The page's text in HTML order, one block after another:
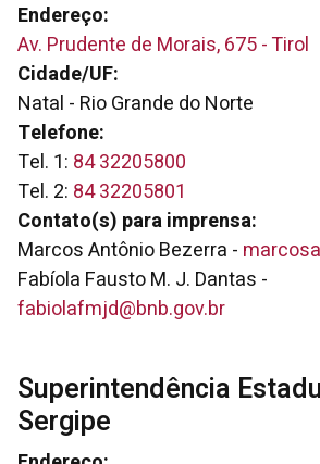
Endereço:
Av. Prudente de Morais, 675 - Tirol
Cidade/UF:
Natal - Rio Grande do Norte
Telefone:
Tel. 1: 84 32205800
Tel. 2: 84 32205801
Contato(s) para imprensa:
Marcos Antônio Bezerra -
Fabíola Fausto M. J. Dantas -
fabiolafmjd@bnb.gov.br
Superintendência
Sergipe